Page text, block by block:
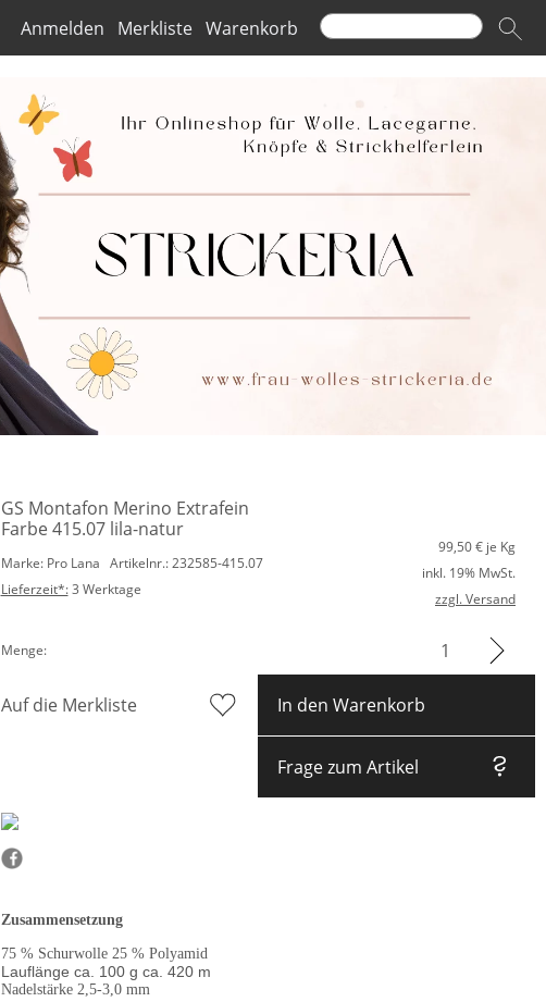
Anmelden Merkliste Warenkorb
GS Montafon Merino Extrafein
Farbe 415.07 lila-natur
Marke: Pro Lana Artikelnr.: 232585-415.07
Lieferzeit*:3 Werktage
99,50€ je Kg
inkl. 19% MwSt.
zzgl. Versand
Menge:
Auf die Merkliste In den Warenkorb
Frage zum Artikel
Zusammensetzung
75 % Schurwolle 25 % Polyamid
Lauflänge ca. 100 g ca. 420 m
Nadelstärke 2,5-3,0 mm